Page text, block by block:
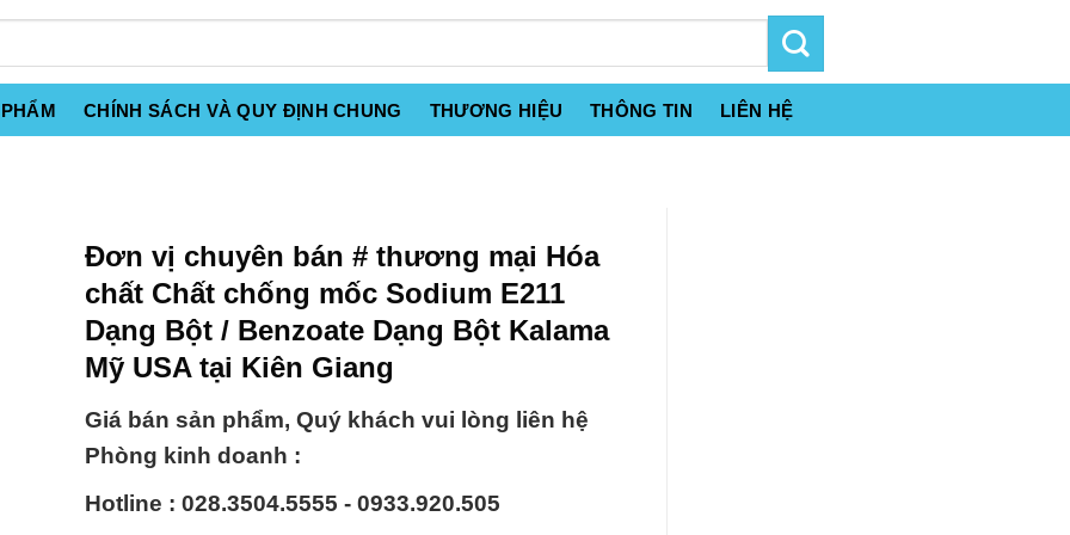
CHÍNH SÁCH VÀ QUY ĐỊNH CHUNG THƯƠNG HIỆU THÔNG TIN LIÊN HỆ
Đơn vị chuyên bán # thương mại Hóa
chất Chất chống mốc Sodium E211
Dạng Bột / Benzoate Dạng Bột Kalama
Mỹ USA tại Kiên Giang
Giá bán sản phẩm, Quý khách vui lòng liên hệ
Phòng kinh doanh :
Hotline : 028.3504.5555 - 0933.920.505